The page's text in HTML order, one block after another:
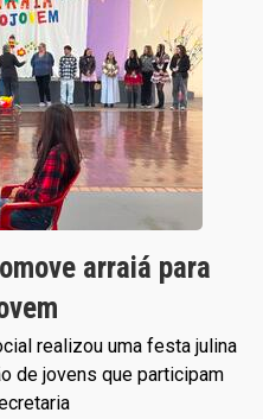
arraiá para
realizou uma festa julina
de jovens que participam